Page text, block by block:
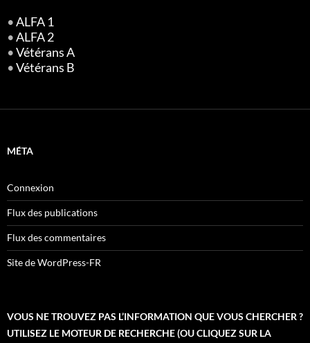
•ALFA 1
•ALFA 2
•Vétérans A
•Vétérans B
MÉTA
Connexion
Flux des publications
Flux des commentaires
Site de WordPress-FR
VOUS NE TROUVEZ PAS L’INFORMATION QUE VOUS CHERCHER ?
UTILISEZ LE MOTEUR DE RECHERCHE (OU CLIQUEZ SUR LA